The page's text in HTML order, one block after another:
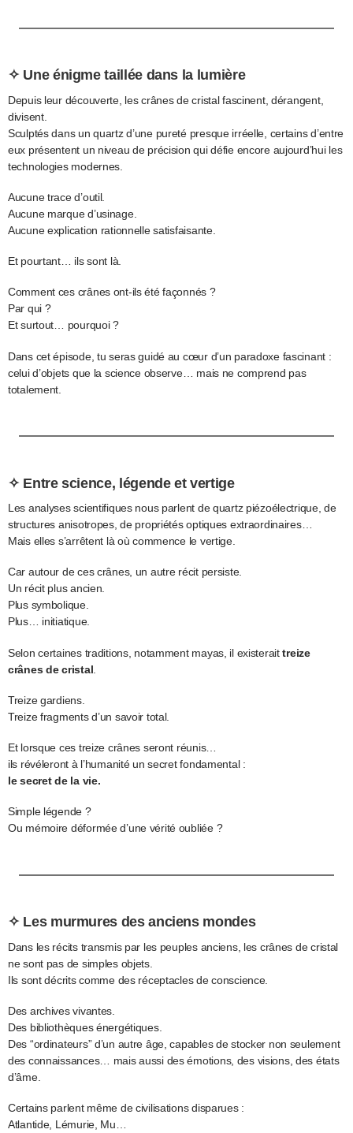
✧ Une énigme taillée dans la lumière
Depuis leur découverte, les crânes de cristal fascinent, dérangent,
divisent.
Sculptés dans un quartz d’une pureté presque irréelle, certains d’entre
eux présentent un niveau de précision qui défie encore aujourd’hui les
technologies modernes.
Aucune trace d’outil.
Aucune marque d’usinage.
Aucune explication rationnelle satisfaisante.
Et pourtant… ils sont là.
Comment ces crânes ont-ils été façonnés ?
Par qui ?
Et surtout… pourquoi ?
Dans cet épisode, tu seras guidé au cœur d’un paradoxe fascinant :
celui d’objets que la science observe… mais ne comprend pas
totalement.
✧ Entre science, légende et vertige
Les analyses scientifiques nous parlent de quartz piézoélectrique, de
structures anisotropes, de propriétés optiques extraordinaires…
Mais elles s’arrêtent là où commence le vertige.
Car autour de ces crânes, un autre récit persiste.
Un récit plus ancien.
Plus symbolique.
Plus… initiatique.
Selon certaines traditions, notamment mayas, il existeraittreize
crânes de cristal
Treize gardiens.
Treize fragments d’un savoir total.
Et lorsque ces treize crânes seront réunis…
ils révéleront à l’humanité un secret fondamental :
le secret de la vie.
Simple légende ?
Ou mémoire déformée d’une vérité oubliée ?
✧ Les murmures des anciens mondes
Dans les récits transmis par les peuples anciens, les crânes de cristal
ne sont pas de simples objets.
Ils sont décrits comme des réceptacles de conscience.
Des archives vivantes.
Des bibliothèques énergétiques.
Des “ordinateurs” d’un autre âge, capables de stocker non seulement
des connaissances… mais aussi des émotions, des visions, des états
d’âme.
Certains parlent même de civilisations disparues :
Atlantide, Lémurie, Mu…